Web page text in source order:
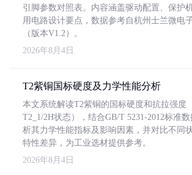
引脚参数对照表。内容涵盖驱动配置、保护
用电路设计要点，数据参考自杭州士兰微电
（版本V1.2）。
2026年8月4日
T2紫铜国标硬度及力学性能分析
本文系统解读T2紫铜的国标硬度和抗拉强度
T2_1/2H状态），结合GB/T 5231-2012标准
析其力学性能指标及影响因素，并对比不同
特性差异，为工业选材提供参考。
2026年8月4日